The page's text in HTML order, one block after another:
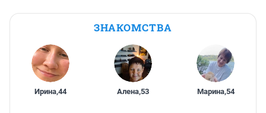
ЗНАКОМСТВА
Ирина,44 Алена,53 Марина,54